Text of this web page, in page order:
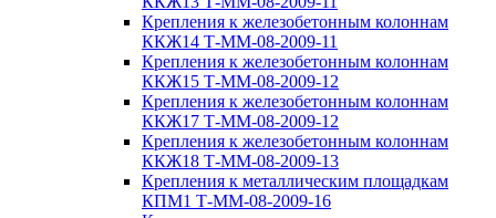
Крепления к железобетонным колоннам
ККЖ14 Т-ММ-08-2009-11
Крепления к железобетонным колоннам
ККЖ15 Т-ММ-08-2009-12
Крепления к железобетонным колоннам
ККЖ17 Т-ММ-08-2009-12
Крепления к железобетонным колоннам
ККЖ18 Т-ММ-08-2009-13
Крепления к металлическим площадкам
КПМ1 Т-ММ-08-2009-16